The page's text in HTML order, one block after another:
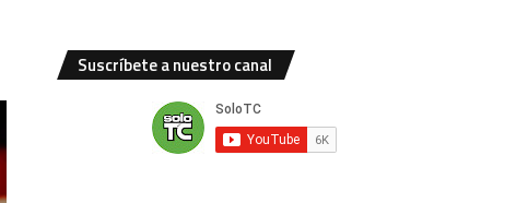
Suscríbete a nuestro canal